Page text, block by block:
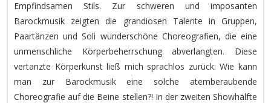
Empfindsamen Stils. Zur schweren und imposanten
Barockmusik zeigten die grandiosen Talente in Gruppen,
Paartänzen und Soli wunderschöne Choreografien, die eine
unmenschliche Körperbeherrschung abverlangten. Diese
vertanzte Körperkunst ließ mich sprachlos zurück: Wie kann
man zur Barockmusik eine solche atemberaubende
Choreografie auf die Beine stellen?! In der zweiten Showhälfte